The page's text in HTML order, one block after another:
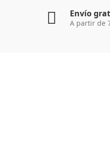
Envío
A partir de